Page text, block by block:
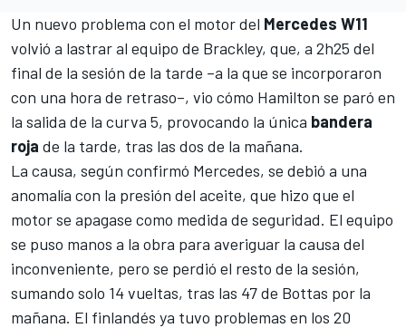
Un nuevo problema con el motor del Mercedes W11
volvió a lastrar al equipo de Brackley, que, a 2h25 del
final de la sesión de la tarde –a la que se incorporaron
con una hora de retraso–, vio cómo Hamilton se paró en
la salida de la curva 5, provocando la única bandera
roja de la tarde, tras las dos de la mañana.
La causa, según confirmó Mercedes, se debió a una
anomalía con la presión del aceite, que hizo que el
motor se apagase como medida de seguridad. El equipo
se puso manos a la obra para averiguar la causa del
inconveniente, pero se perdió el resto de la sesión,
sumando solo 14 vueltas, tras las 47 de Bottas por la
mañana. El finlandés ya tuvo problemas en los 20